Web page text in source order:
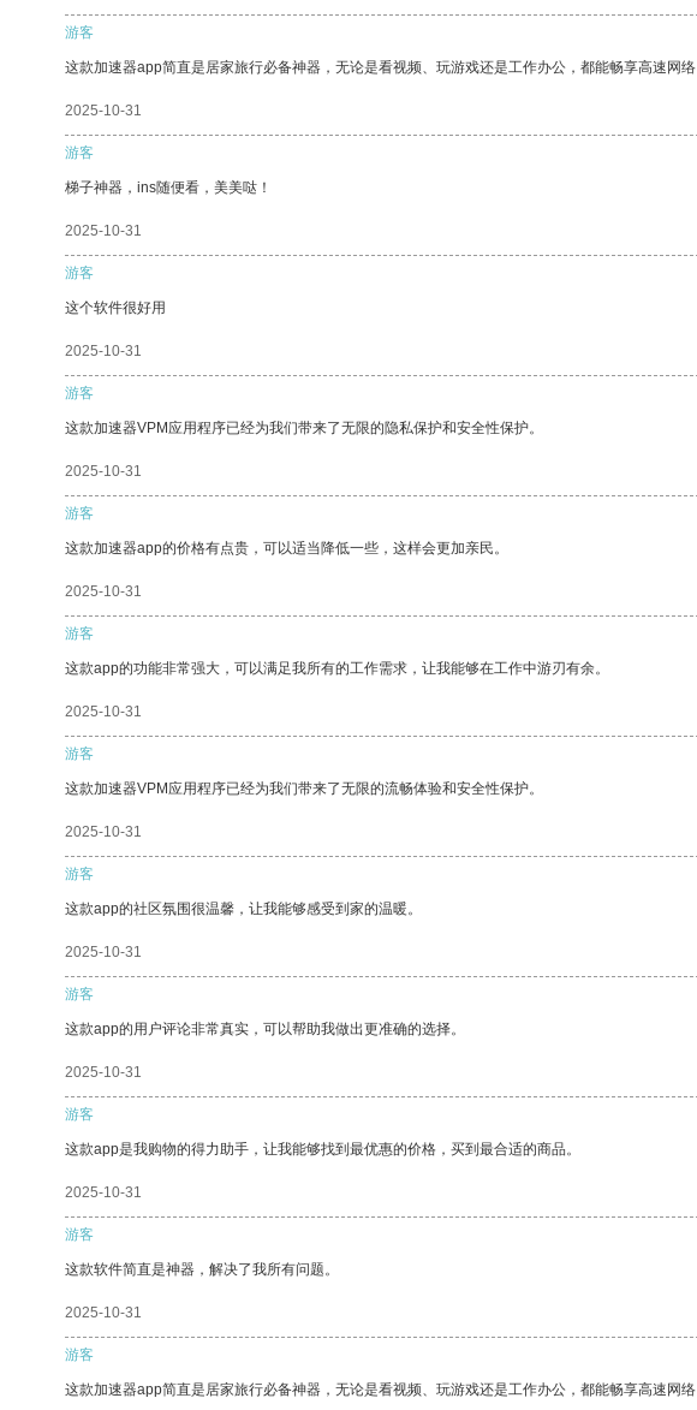
游客
这款加速器app简直是居家旅行必备神器，无论是看视频、玩游戏还是工作办公，都能畅享高速网
2025-10-31
游客
梯子神器，ins随便看，美美哒！
2025-10-31
游客
这个软件很好用
2025-10-31
游客
这款加速器VPM应用程序已经为我们带来了无限的隐私保护和安全性保护。
2025-10-31
游客
这款加速器app的价格有点贵，可以适当降低一些，这样会更加亲民。
2025-10-31
游客
这款app的功能非常强大，可以满足我所有的工作需求，让我能够在工作中游刃有余。
2025-10-31
游客
这款加速器VPM应用程序已经为我们带来了无限的流畅体验和安全性保护。
2025-10-31
游客
这款app的社区氛围很温馨，让我能够感受到家的温暖。
2025-10-31
游客
这款app的用户评论非常真实，可以帮助我做出更准确的选择。
2025-10-31
游客
这款app是我购物的得力助手，让我能够找到最优惠的价格，买到最合适的商品。
2025-10-31
游客
这款软件简直是神器，解决了我所有问题。
2025-10-31
游客
这款加速器app简直是居家旅行必备神器，无论是看视频、玩游戏还是工作办公，都能畅享高速网络